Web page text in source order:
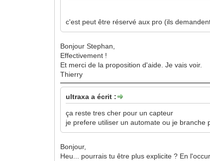
c'est peut être réservé aux pro (ils
Bonjour Stephan,
Effectivement !
Et merci de la proposition d'aide. Je vais voir.
Thierry
ultraxa a écrit :
ça reste tres cher pour un capteur
je prefere utiliser un automate ou je branche
Bonjour,
Heu... pourrais tu être plus explicite ? En